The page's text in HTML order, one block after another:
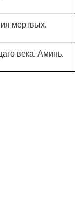
мертвых.
века. Аминь.